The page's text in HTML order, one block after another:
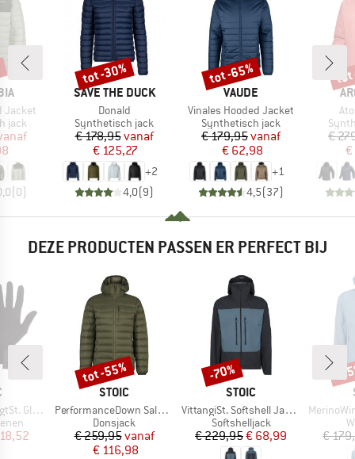
Jacket
jack
prijs
(0)
MERK
SAVE THE DUCK
Artikel
Donald
Productgroep
Synthetisch jack
Prijs
€ 178,95Verlaagde prijs
vanaf
€ 125,27
+2
4,0(9)
Korting
tot -30%
MERK
VAUDE
Artikel
Vinales Hooded Jacket
Productgroep
Synthetisch jack
Prijs
€ 179,95Verlaagde prijs
vanaf
€ 62,98
+1
4,5(37)
Korting
tot -65%
€
€
tot
DEZE PRODUCTEN PASSEN ER PERFECT BIJ
Glove
prijs
MERK
STOIC
Artikel
PerformanceDown SalmiSt. Jacket with Hood
Productgroep
Donsjack
Prijs
€ 259,95Verlaagde prijs
vanaf
€ 116,98
Korting
tot -55%
MERK
STOIC
Artikel
VittangiSt. Softshell Jacket
Productgroep
Softshelljack
Prijs
€ 229,95Verlaagde prijs
€ 68,99
Korting
-70%
Artikel
MerinoWindResist
€
-